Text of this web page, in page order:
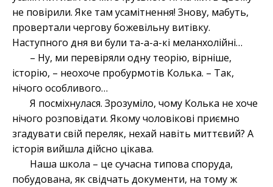
не повірили. Яке там усамітнення! Знову, мабуть,
провертали чергову божевільну витівку.
Наступного дня ви були та-а-а-кі меланхолійні…
– Ну, ми перевіряли одну теорію, вірніше,
історію, – неохоче пробурмотів Колька. – Так,
нічого особливого…
Я посміхнулася. Зрозуміло, чому Колька не хоче
нічого розповідати. Якому чоловікові приємно
згадувати свій переляк, нехай навіть миттєвий? А
історія вийшла дійсно цікава.
Наша школа – це сучасна типова споруда,
побудована, як свідчать документи, на тому ж